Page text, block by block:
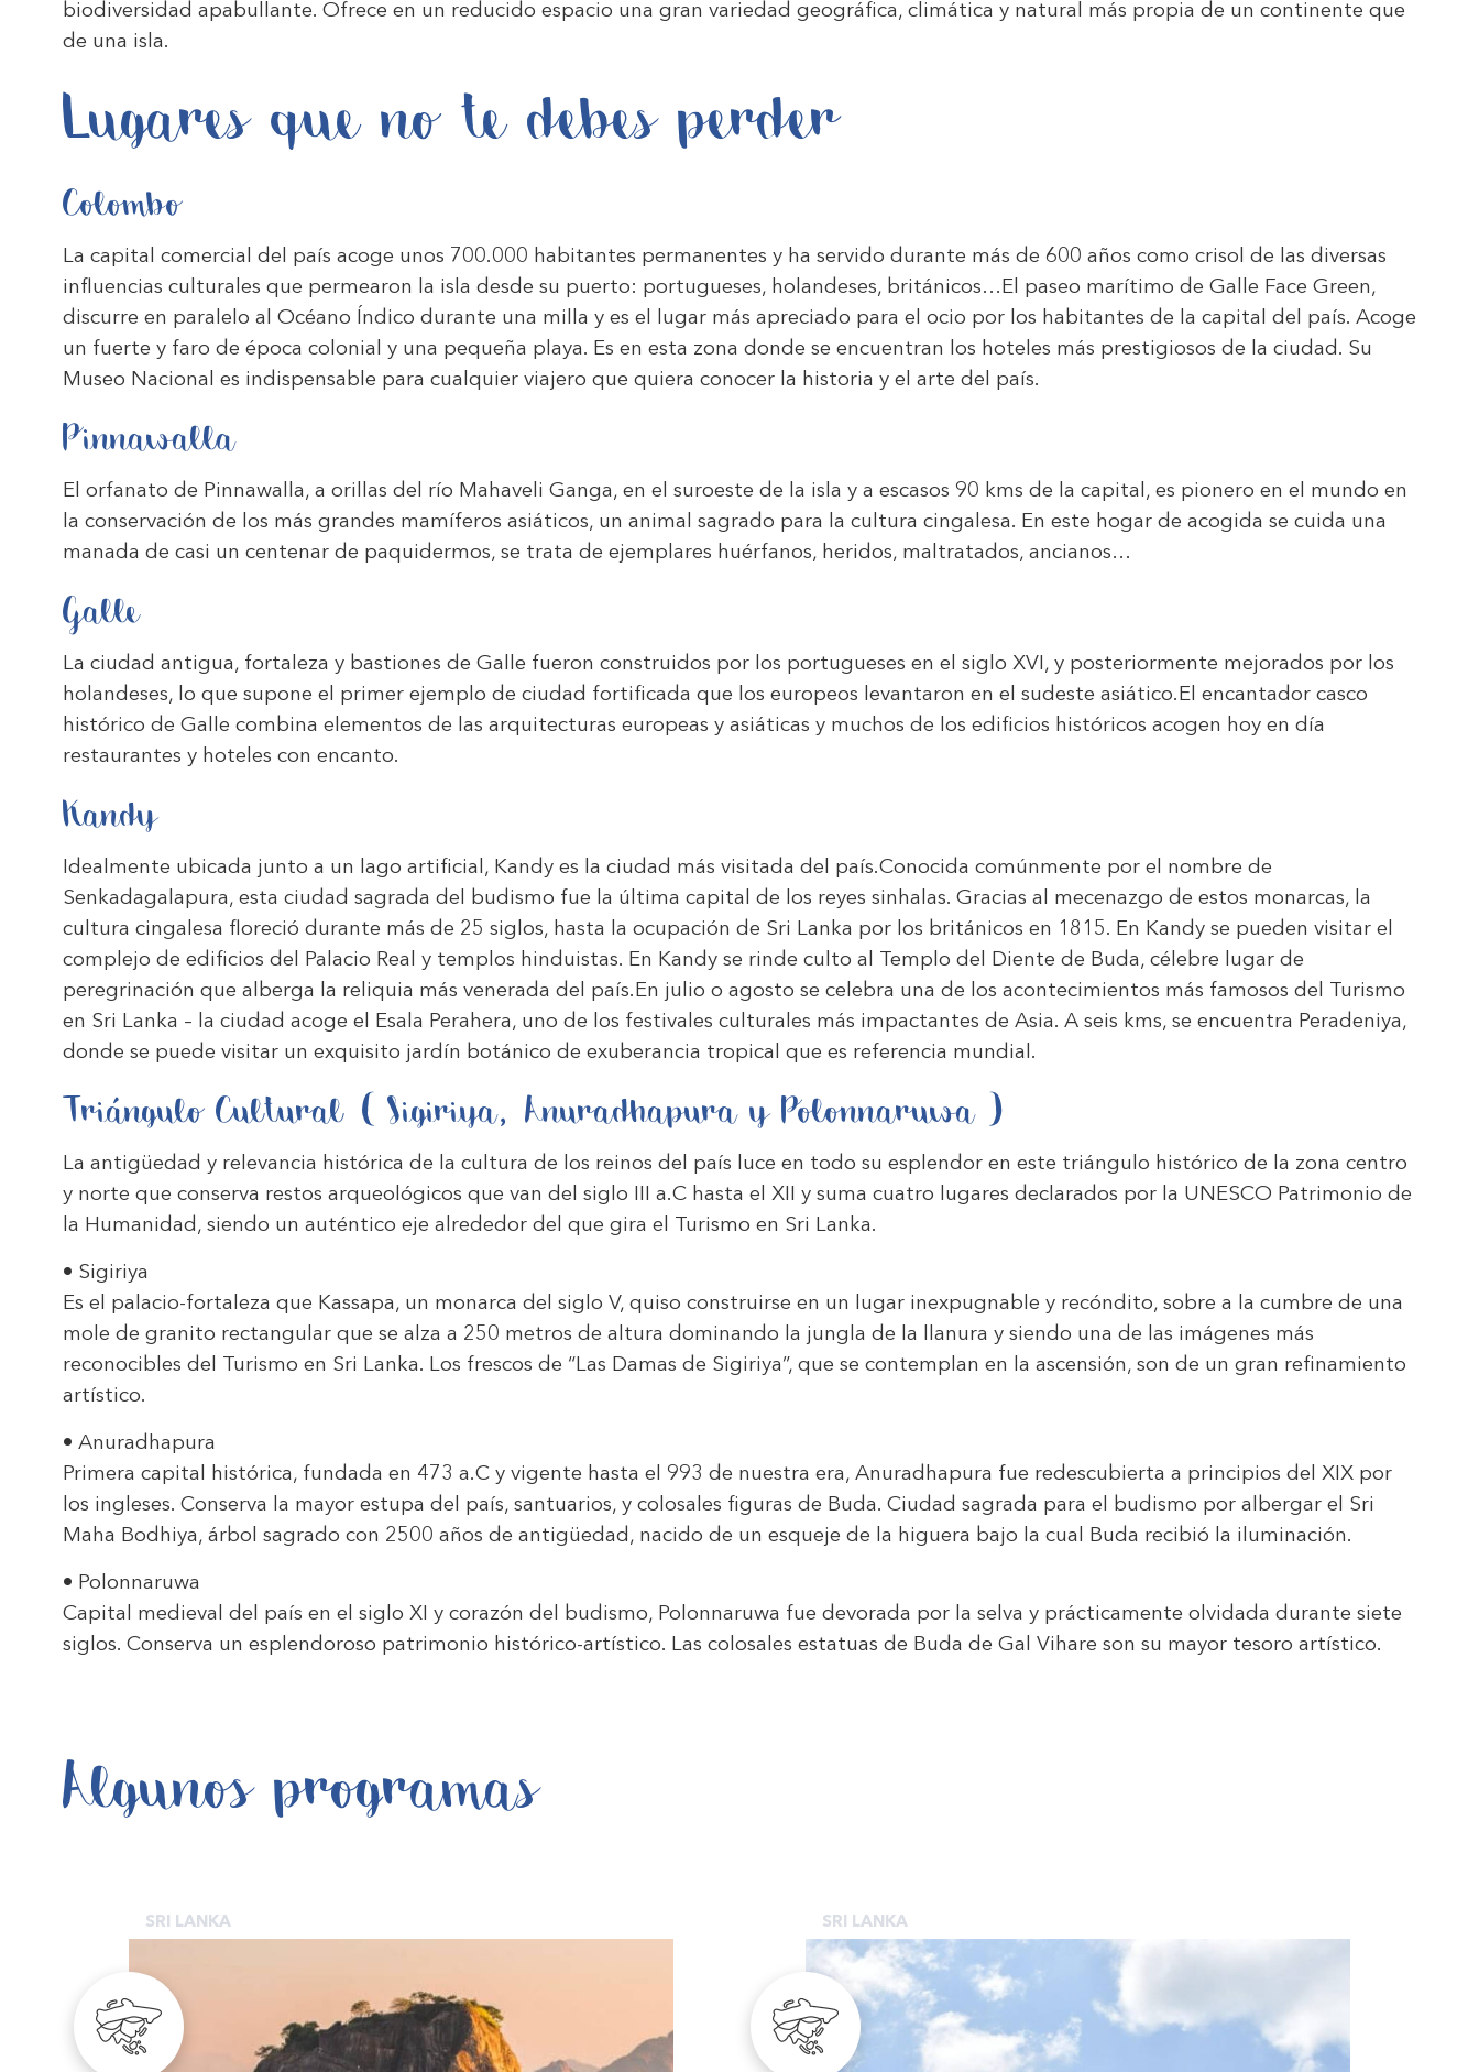
biodiversidad apabullante. Ofrece en un reducido espacio una gran variedad geográfica, climática y natural más propia de un continente que
de una isla.
Lugares que no te debes perder
Colombo
La capital comercial del país acoge unos 700.000 habitantes permanentes y ha servido durante más de 600 años como crisol de las diversas
influencias culturales que permearon la isla desde su puerto: portugueses, holandeses, británicos…El paseo marítimo de Galle Face Green,
discurre en paralelo al Océano Índico durante una milla y es el lugar más apreciado para el ocio por los habitantes de la capital del país. Acoge
un fuerte y faro de época colonial y una pequeña playa. Es en esta zona donde se encuentran los hoteles más prestigiosos de la ciudad. Su
Museo Nacional es indispensable para cualquier viajero que quiera conocer la historia y el arte del país.
Pinnawalla
El orfanato de Pinnawalla, a orillas del río Mahaveli Ganga, en el suroeste de la isla y a escasos 90 kms de la capital, es pionero en el mundo en
la conservación de los más grandes mamíferos asiáticos, un animal sagrado para la cultura cingalesa. En este hogar de acogida se cuida una
manada de casi un centenar de paquidermos, se trata de ejemplares huérfanos, heridos, maltratados, ancianos…
Galle
La ciudad antigua, fortaleza y bastiones de Galle fueron construidos por los portugueses en el siglo XVI, y posteriormente mejorados por los
holandeses, lo que supone el primer ejemplo de ciudad fortificada que los europeos levantaron en el sudeste asiático.El encantador casco
histórico de Galle combina elementos de las arquitecturas europeas y asiáticas y muchos de los edificios históricos acogen hoy en día
restaurantes y hoteles con encanto.
Kandy
Idealmente ubicada junto a un lago artificial, Kandy es la ciudad más visitada del país.Conocida comúnmente por el nombre de
Senkadagalapura, esta ciudad sagrada del budismo fue la última capital de los reyes sinhalas. Gracias al mecenazgo de estos monarcas, la
cultura cingalesa floreció durante más de 25 siglos, hasta la ocupación de Sri Lanka por los británicos en 1815. En Kandy se pueden visitar el
complejo de edificios del Palacio Real y templos hinduistas. En Kandy se rinde culto al Templo del Diente de Buda, célebre lugar de
peregrinación que alberga la reliquia más venerada del país.En julio o agosto se celebra una de los acontecimientos más famosos del Turismo
en Sri Lanka – la ciudad acoge el Esala Perahera, uno de los festivales culturales más impactantes de Asia. A seis kms, se encuentra Peradeniya,
donde se puede visitar un exquisito jardín botánico de exuberancia tropical que es referencia mundial.
Triángulo Cultural ( Sigiriya, Anuradhapura y Polonnaruwa )
La antigüedad y relevancia histórica de la cultura de los reinos del país luce en todo su esplendor en este triángulo histórico de la zona centro
y norte que conserva restos arqueológicos que van del siglo III a.C hasta el XII y suma cuatro lugares declarados por la UNESCO Patrimonio de
la Humanidad, siendo un auténtico eje alrededor del que gira el Turismo en Sri Lanka.
• Sigiriya
Es el palacio-fortaleza que Kassapa, un monarca del siglo V, quiso construirse en un lugar inexpugnable y recóndito, sobre a la cumbre de una
mole de granito rectangular que se alza a 250 metros de altura dominando la jungla de la llanura y siendo una de las imágenes más
reconocibles del Turismo en Sri Lanka. Los frescos de “Las Damas de Sigiriya”, que se contemplan en la ascensión, son de un gran refinamiento
artístico.
• Anuradhapura
Primera capital histórica, fundada en 473 a.C y vigente hasta el 993 de nuestra era, Anuradhapura fue redescubierta a principios del XIX por
los ingleses. Conserva la mayor estupa del país, santuarios, y colosales figuras de Buda. Ciudad sagrada para el budismo por albergar el Sri
Maha Bodhiya, árbol sagrado con 2500 años de antigüedad, nacido de un esqueje de la higuera bajo la cual Buda recibió la iluminación.
• Polonnaruwa
Capital medieval del país en el siglo XI y corazón del budismo, Polonnaruwa fue devorada por la selva y prácticamente olvidada durante siete
siglos. Conserva un esplendoroso patrimonio histórico-artístico. Las colosales estatuas de Buda de Gal Vihare son su mayor tesoro artístico.
Algunos programas
SRI LANKA SRI LANKA